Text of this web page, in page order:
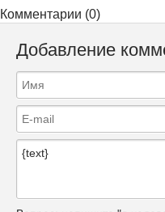
Комментарии (0)
Добавление